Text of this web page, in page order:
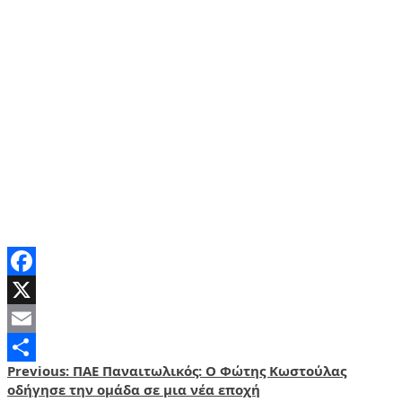
Facebook
X
Email
Share
Post
Previous: ΠΑΕ Παναιτωλικός: Ο Φώτης Κωστούλας
οδήγησε την ομάδα σε μια νέα εποχή